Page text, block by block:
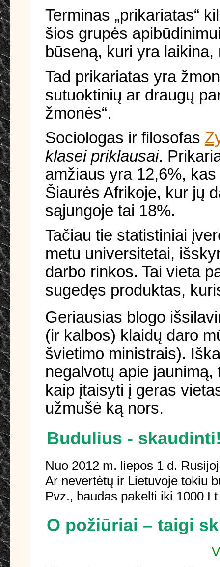
Terminas „prikariatas“
šios grupės
būseną, kuri yra
Tad prikariatas yra
sutuoktinių ar draugų
žmonės“.
Sociologas ir filosofas
klasei priklausai.
amžiaus yra 12,6%,
Šiaurės Afrikoje, kur jų
sąjungoje tai 18%.
Tačiau tie statistiniai
metu universitetai,
darbo rinkos. Tai vieta
sugedęs produktas,
Geriausias blogo
(ir kalbos) klaidų daro
švietimo ministrais).
negalvotų apie
kaip įtaisyti į geras
užmušė ką nors.
Budulius -
Nuo 2012 m. liepos 1 d.
Ar nevertėtų ir Lietuvoje tokiu
Pvz., baudas pakelti iki 1000
O požiūriai – taigi